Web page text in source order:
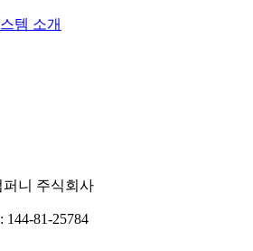
템 소개
니 주식회사
81-25784